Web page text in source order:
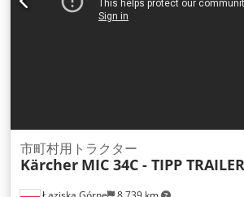
市町村用トラクター
Kärcher MIC 34C - TIPP TRAILER